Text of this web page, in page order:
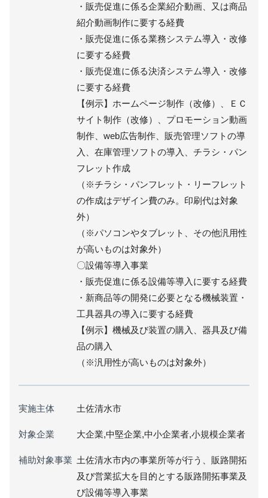
・販売促進に係る企業紹介動画、又は商品
紹介動画制作に要する経費
・販売促進に係る業務システム導入・改修
に要する経費
・販売促進に係る決済システム導入・改修
に要する経費
【例示】ホームページ制作（改修）、ＥＣ
サイト制作（改修）、プロモーション動画
制作、web広告制作、販売管理ソフトの導
入、在庫管理ソフトの導入、チラシ・パン
フレット作成
（※チラシ・パンフレット・リーフレット
の作成はデザイン費のみ。印刷代は対象
外）
（※パソコンやタブレット、その他汎用性
が高いものは対象外）
〇設備等導入事業
・販売促進に係る設備等導入に要する経費
・新商品等の開発に必要となる機械装置・
工具器具の導入に要する経費
【例示】機械及び装置の購入、器具及び備
品の購入
（※汎用性が高いものは対象外）
実施主体 土佐清水市
対象企業 大企業,中堅企業,中小企業者,小規模企業者
補助対象事業 土佐清水市内の事業所等が行う、販路開拓
及び営業拡大を目的とする販路開拓事業及
び設備等導入事業